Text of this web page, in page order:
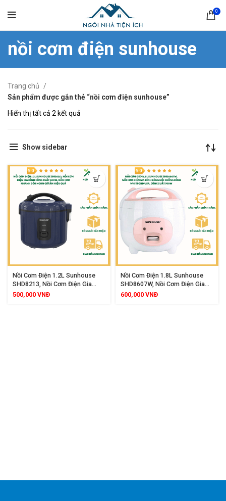
0
nồi cơm điện sunhouse
Trang chủ
Sản phẩm được gắn thẻ “nồi cơm điện sunhouse”
Hiển thị tất cả 2 kết quả
Show sidebar
Nồi Cơm Điện 1.2L Sunhouse
SHD8213, Nồi Cơm Điện Gia
Đình Lòng Nồi Chống Dính Vân
500,000 VNĐ
Nồi Cơm Điện 1.8L Sunhouse
SHD8607W, Nồi Cơm Điện Gia
Đình Lòng Nồi Chống Dính
600,000 VNĐ